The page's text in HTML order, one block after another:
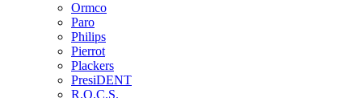
Ormco
Paro
Philips
Pierrot
Plackers
PresiDENT
R.O.C.S.